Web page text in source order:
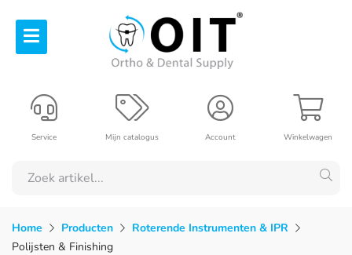
Winkelwagen
Account
Mijn catalogus
Service
Home Producten
Roterende Instrumenten & IPR
Polijsten & Finishing